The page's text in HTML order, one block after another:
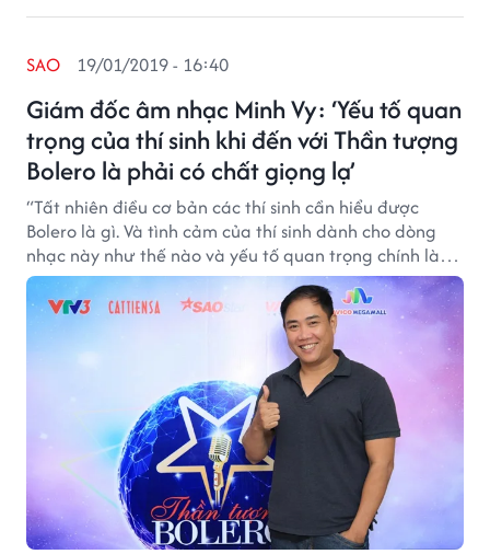
Giám đốc âm nhạc Minh Vy: ‘Yếu tố quan
trọng của thí sinh khi đến với Thần tượng
Bolero là phải có chất giọng lạ’
SAO 19/01/2019 - 16:40
“Tất nhiên điều cơ bản các thí sinh cần hiểu được
Bolero là gì. Và tình cảm của thí sinh dành cho dòng
nhạc này như thế nào và yếu tố quan trọng chính là
phải có 1 chất giọng lạ.”